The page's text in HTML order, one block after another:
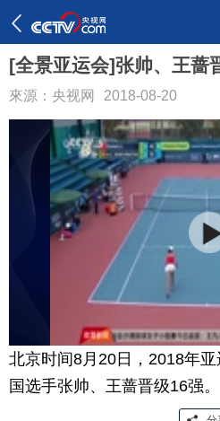
[全景亚运会]张帅、王蔷
來源：央视网 2018-08-20
北京时间8月20日，2018年
国选手张帅、王蔷晋级16强。